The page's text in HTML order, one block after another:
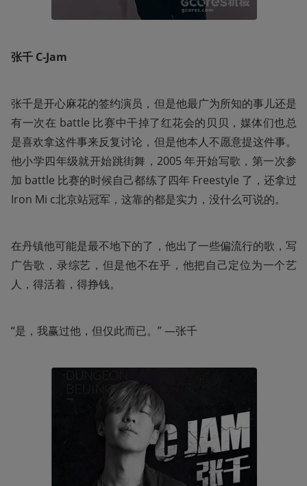
张千 C-Jam
张千是开心麻花的签约演员，但是他最广为所知的事儿还是
有一次在 battle 比赛中干掉了红花会的贝贝，媒体们也总
是喜欢拿这件事来反复讨论，但是他本人不愿意提这件事。
他小学四年级就开始跳街舞，2005 年开始写歌，第一次参
加 battle 比赛的时候自己都练了四年 Freestyle 了，还拿过
Iron Mi c北京站冠军，这靠的都是实力，没什么可说的。
在丹镇他可能是最不地下的了，他出了一些偏流行的歌，写
广告歌，录综艺，但是他不在乎，他把自己定位为一个艺
人，得活着，得挣钱。
“是，我赢过他，但仅此而已。” —张千